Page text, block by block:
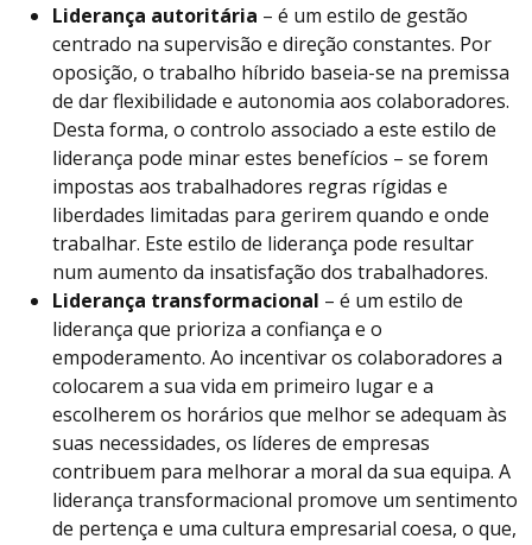
Liderança autoritária – é um estilo de gestão
centrado na supervisão e direção constantes. Por
oposição, o trabalho híbrido baseia-se na premissa
de dar flexibilidade e autonomia aos colaboradores.
Desta forma, o controlo associado a este estilo de
liderança pode minar estes benefícios – se forem
impostas aos trabalhadores regras rígidas e
liberdades limitadas para gerirem quando e onde
trabalhar. Este estilo de liderança pode resultar
num aumento da insatisfação dos trabalhadores.
Liderança transformacional – é um estilo de
liderança que prioriza a confiança e o
empoderamento. Ao incentivar os colaboradores a
colocarem a sua vida em primeiro lugar e a
escolherem os horários que melhor se adequam às
suas necessidades, os líderes de empresas
contribuem para melhorar a moral da sua equipa. A
liderança transformacional promove um sentimento
de pertença e uma cultura empresarial coesa, o que,